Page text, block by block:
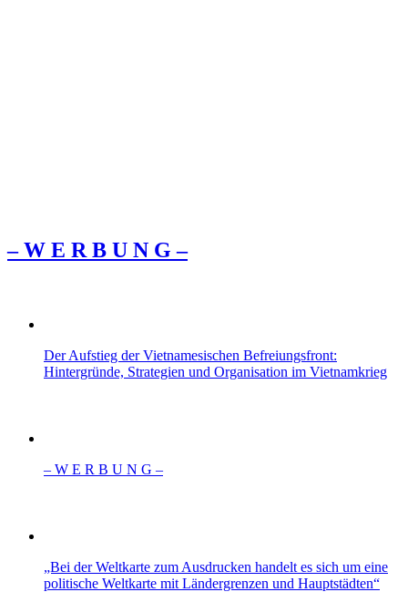
– W Ε R Β U Ν G –
Der Aufstieg der Vietnamesischen Befreiungsfront:
Hintergründe, Strategien und Organisation im Vietnamkrieg
– W Ε R Β U Ν G –
„Bei der Weltkarte zum Ausdrucken handelt es sich um eine
politische Weltkarte mit Ländergrenzen und Hauptstädten“